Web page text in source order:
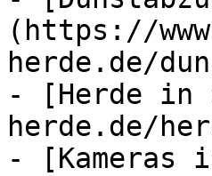
(https://
herde.de/
- [Herde in
herde.de/
- [Kameras